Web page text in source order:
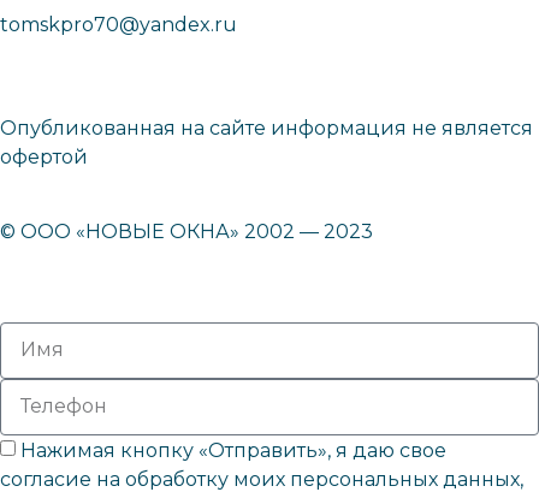
tomskpro70@yandex.ru
Опубликованная на сайте информация не является
офертой
© ООО «НОВЫЕ ОКНА» 2002 — 2023
Нажимая кнопку «Отправить», я даю свое
согласие на обработку моих персональных данных,